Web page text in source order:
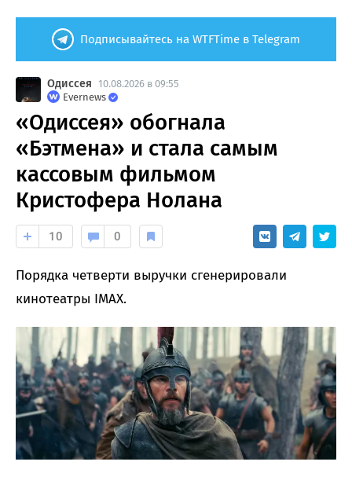
Подписывайтесь на WTFTime в Telegram
Одиссея
10.08.2026 в 09:55
Evernews
«Одиссея» обогнала
«Бэтмена» и стала самым
кассовым фильмом
Кристофера Нолана
10 0
Порядка четверти выручки сгенерировали
кинотеатры IMAX.